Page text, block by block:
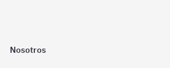
Nosotros